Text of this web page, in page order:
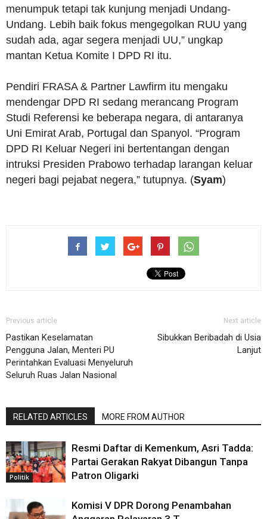
menumpuk tetapi tak kunjung menjadi Undang-
Undang. Lebih baik fokus mengegolkan RUU yang
sudah ada, agar segera menjadi UU,” ungkap
mantan Ketua Komite I DPD RI itu.
Pendiri FRASA & Partner Lawfirm itu mengaku
mendengar DPD RI sedang merancang Program
Studi Referensi ke beberapa negara, di antaranya
Uni Emirat Arab, Portugal dan Spanyol. “Program
DPD RI Keluar Negeri ini bertentangan dengan
intruksi Presiden Prabowo terhadap larangan keluar
negeri bagi pejabat negera,” tutupnya. (Syam)
Previous article
Pastikan Keselamatan
Pengguna Jalan, Menteri PU
Perintahkan Evaluasi Menyeluruh
Seluruh Ruas Jalan Nasional
Next article
Sibukkan Beribadah di Usia
Lanjut
RELATED ARTICLES MORE FROM AUTHOR
Politik
Resmi Daftar di Kemenkum, Asri Tadda:
Partai Gerakan Rakyat Dibangun Tanpa
Patron Oligarki
Komisi V DPR Dorong Penambahan